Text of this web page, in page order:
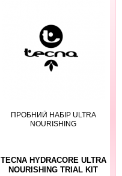
ПРОБНИЙ НАБІР ULTRA
NOURISHING
TECNA HYDRACORE ULTRA
NOURISHING TRIAL KIT